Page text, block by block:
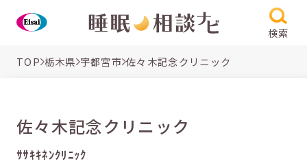
検索
TOP 栃木県 宇都宮市 佐々木記念クリニック
佐々木記念クリニック
ｻｻｷｷﾈﾝｸﾘﾆｯｸ